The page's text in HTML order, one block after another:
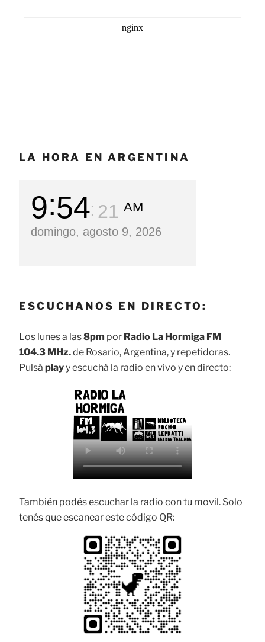
LA HORA EN ARGENTINA
9 54 22 AM
domingo, agosto 9, 2026
ESCUCHANOS EN DIRECTO:
Los lunes a las8pm por Radio La Hormiga FM
104.3 MHz.de Rosario, Argentina, y repetidoras.
Pulsá playy escuchá la radio en vivo y en directo:
También podés escuchar la radio con tu movil. Solo
tenés que escanear este código QR: